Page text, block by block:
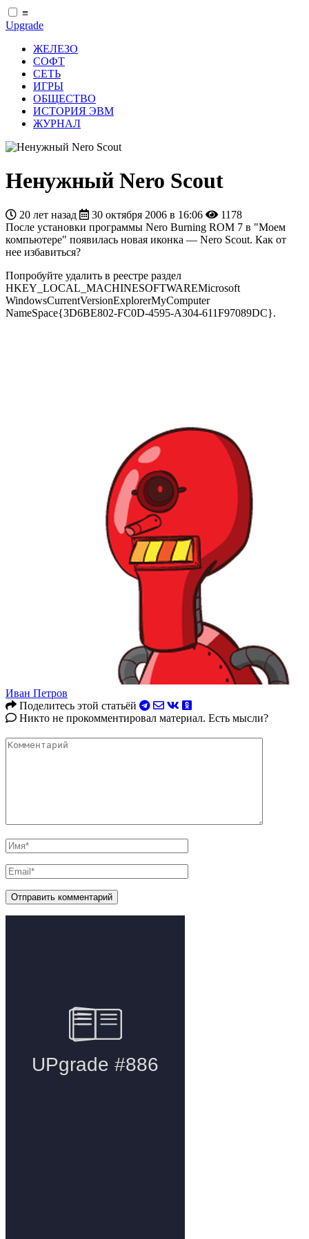
≡
Upgrade
ЖЕЛЕЗО
СОФТ
СЕТЬ
ИГРЫ
ОБЩЕСТВО
ИСТОРИЯ ЭВМ
ЖУРНАЛ
Ненужный Nero Scout
20 лет назад 30 октября 2006 в 16:06
1178
После установки программы Nero Burning ROM 7 в "Моем
компьютере" появилась новая иконка — Nero Scout. Как от
нее избавиться?
Попробуйте удалить в реестре раздел
HKEY_LOCAL_MACHINESOFTWAREMicrosoft
WindowsCurrentVersionExplorerMyComputer
NameSpace{3D6BE802-FC0D-4595-A304-611F97089DC}.
Иван Петров
Поделитесь этой статьёй
Никто не прокомментировал материал. Есть мысли?